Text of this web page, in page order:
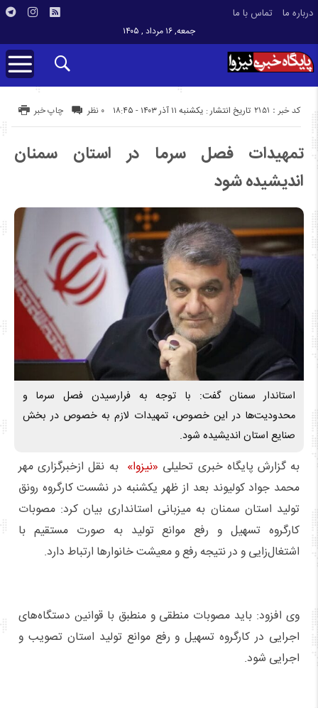
درباره ما تماس با ما
جمعه, ۱۶ مرداد , ۱۴۰۵
تاریخ انتشار : یکشنبه ۱۱ آذر ۱۴۰۳ - ۱۸:۴۵ کد خبر : 2151 چاپ خبر ۰ نظر
تمهیدات فصل سرما در استان سمنان
اندیشیده شود
استاندار سمنان گفت: با توجه به فرارسیدن فصل سرما و
محدودیت‌ها در این خصوص، تمهیدات لازم به خصوص در بخش
صنایع استان اندیشیده شود.
به گزارش پایگاه خبری تحلیلی «نیزوا» به نقل ازخبرگزاری مهر
محمد جواد کولیوند بعد از ظهر یکشنبه در نشست کارگروه رونق
تولید استان سمنان به میزبانی استانداری بیان کرد: مصوبات
کارگروه تسهیل و رفع موانع تولید به صورت مستقیم با
اشتغال‌زایی و در نتیجه رفع و معیشت خانوارها ارتباط دارد.
وی افزود: باید مصوبات منطقی و منطبق با قوانین دستگاه‌های
اجرایی در کارگروه تسهیل و رفع موانع تولید استان تصویب و
اجرایی شود.